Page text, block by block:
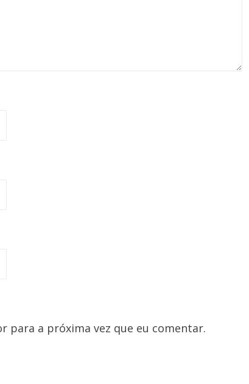
para a próxima vez que eu comentar.